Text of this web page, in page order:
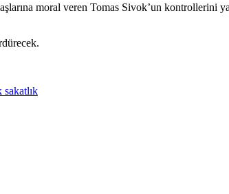
moral veren Tomas Sivok’un
sakatlık